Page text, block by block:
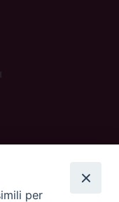
com per